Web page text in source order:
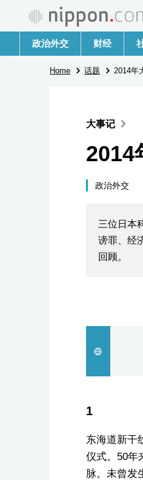
政治外交 财经
Home 话题 2014年
大事记
2014
政治外交
三位日本
谤罪、经
回顾。
1
东海道新干
仪式。50年
脉。未曾发